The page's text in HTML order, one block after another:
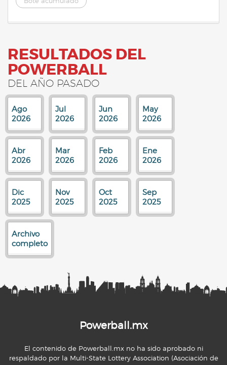
RESULTADOS DEL
POWERBALL
DEL AÑO PASADO
Ago
2026
Jul
2026
Jun
2026
May
2026
Abr
2026
Mar
2026
Feb
2026
Ene
2026
Dic
2025
Nov
2025
Oct
2025
Sep
2025
Archivo
completo
Powerball.mx
El contenido de Powerball.mx no ha sido aprobado ni
respaldado por la Multi-State Lottery Association (Asociación de